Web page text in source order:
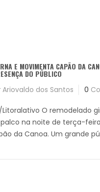
E MOVIMENTA CAPÃO DA
DO PÚBLICO
Ariovaldo dos Santos 0
O remodelado
na noite de terça-feira,
da Canoa. Um grande